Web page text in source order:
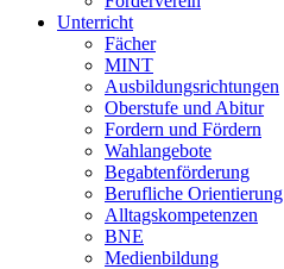
Unterricht
Fächer
MINT
Ausbildungsrichtungen
Oberstufe und Abitur
Fordern und Fördern
Wahlangebote
Begabtenförderung
Berufliche Orientierung
Alltagskompetenzen
BNE
Medienbildung